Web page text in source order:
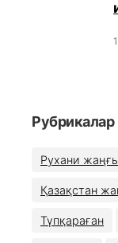
Рубрикалар
Рухани
Қазақстан
Түпқараған